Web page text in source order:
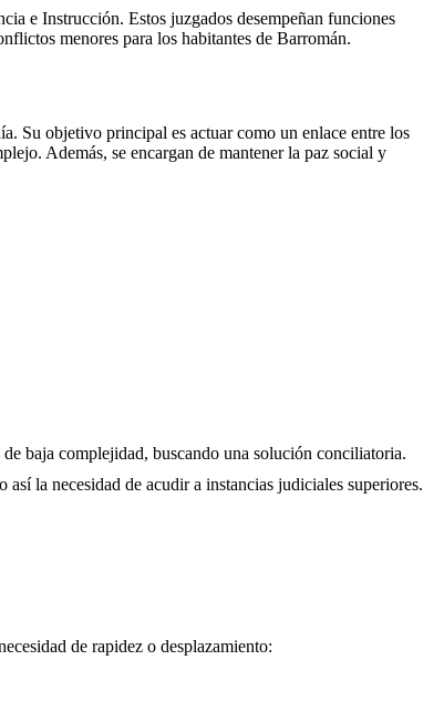
e Instrucción. Estos juzgados desempeñan funciones
menores para los habitantes de Barromán.
Su objetivo principal es actuar como un enlace entre los
Además, se encargan de mantener la paz social y
baja complejidad, buscando una solución conciliatoria.
la necesidad de acudir a instancias judiciales superiores.
de rapidez o desplazamiento: